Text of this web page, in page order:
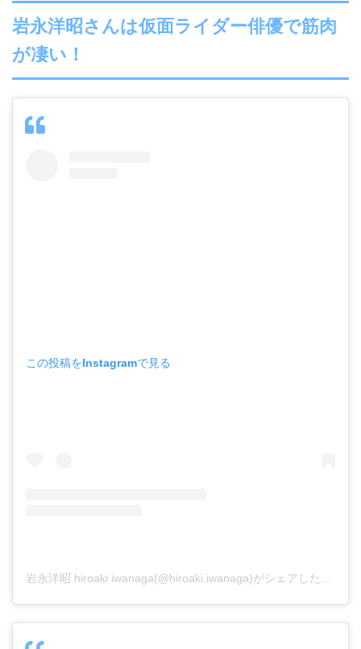
岩永洋昭さんは仮面ライダー俳優で筋肉
が凄い！
この投稿をInstagramで見る